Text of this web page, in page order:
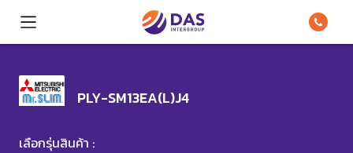
PLY-SM13EA(L)J4
เลือกรุ่นสินค้า :